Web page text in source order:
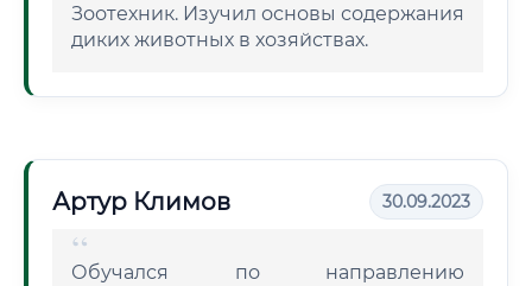
Зоотехник. Изучил основы содержания
диких животных в хозяйствах.
Артур Климов 30.09.2023
Обучался по направлению